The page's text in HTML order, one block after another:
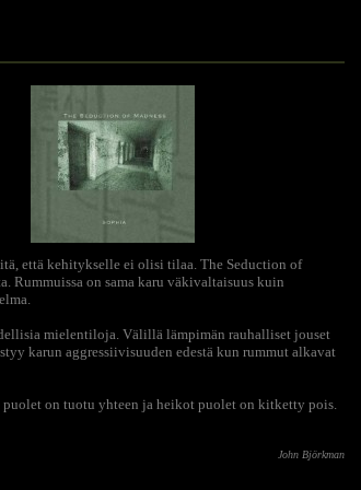
että kehitykselle ei olisi tilaa. The Seduction of
Rummuissa on sama karu väkivaltaisuus kuin
mielentiloja. Välillä lämpimän rauhalliset jouset
karun aggressiivisuuden edestä kun rummut alkavat
puolet on tuotu yhteen ja heikot puolet on kitketty pois.
John Björkman